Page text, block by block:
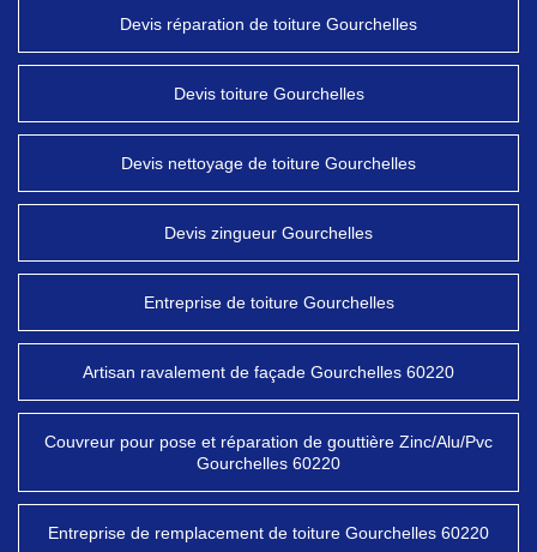
Devis réparation de toiture Gourchelles
Devis toiture Gourchelles
Devis nettoyage de toiture Gourchelles
Devis zingueur Gourchelles
Entreprise de toiture Gourchelles
Artisan ravalement de façade Gourchelles 60220
Couvreur pour pose et réparation de gouttière Zinc/Alu/Pvc
Gourchelles 60220
Entreprise de remplacement de toiture Gourchelles 60220